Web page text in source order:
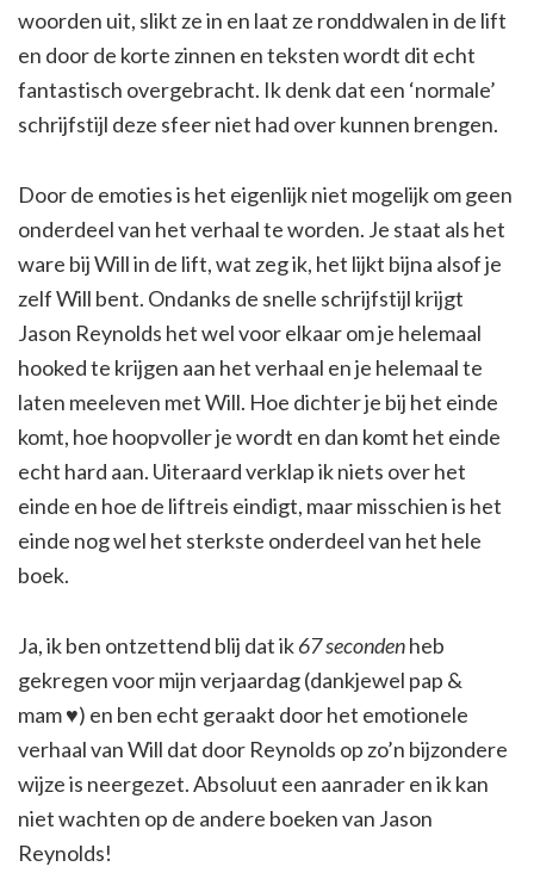
woorden uit, slikt ze in en laat ze ronddwalen in de lift
en door de korte zinnen en teksten wordt dit echt
fantastisch overgebracht. Ik denk dat een ‘normale’
schrijfstijl deze sfeer niet had over kunnen brengen.
Door de emoties is het eigenlijk niet mogelijk om geen
onderdeel van het verhaal te worden. Je staat als het
ware bij Will in de lift, wat zeg ik, het lijkt bijna alsof je
zelf Will bent. Ondanks de snelle schrijfstijl krijgt
Jason Reynolds het wel voor elkaar om je helemaal
hooked te krijgen aan het verhaal en je helemaal te
laten meeleven met Will. Hoe dichter je bij het einde
komt, hoe hoopvoller je wordt en dan komt het einde
echt hard aan. Uiteraard verklap ik niets over het
einde en hoe de liftreis eindigt, maar misschien is het
einde nog wel het sterkste onderdeel van het hele
boek.
Ja, ik ben ontzettend blij dat ik67 secondenheb
gekregen voor mijn verjaardag (dankjewel pap &
mam ♥) en ben echt geraakt door het emotionele
verhaal van Will dat door Reynolds op zo’n bijzondere
wijze is neergezet. Absoluut een aanrader en ik kan
niet wachten op de andere boeken van Jason
Reynolds!